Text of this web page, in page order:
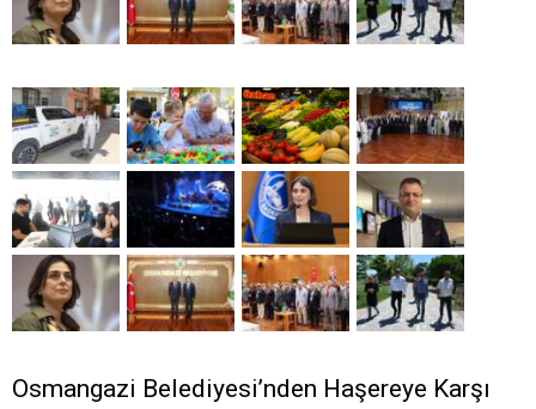
Osmangazi Belediyesi’nden Haşereye Karşı